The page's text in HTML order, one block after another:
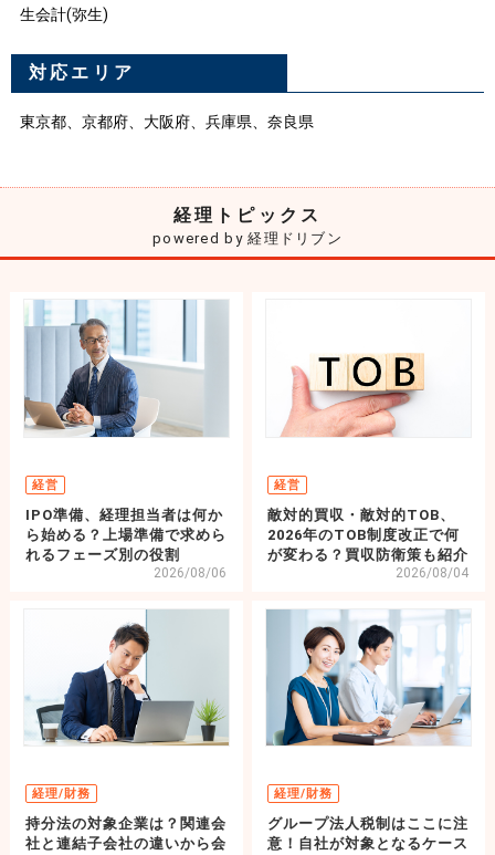
生会計(弥生)
対応エリア
東京都、京都府、大阪府、兵庫県、奈良県
経理トピックス
powered by 経理ドリブン
経営
2026/08/06
IPO準備、経理担当者は何か
ら始める？上場準備で求めら
れるフェーズ別の役割
経営
2026/08/04
敵対的買収・敵対的TOB、
2026年のTOB制度改正で何
が変わる？買収防衛策も紹介
経理/財務
持分法の対象企業は？関連会
社と連結子会社の違いから会
経理/財務
グループ法人税制はここに注
意！自社が対象となるケース